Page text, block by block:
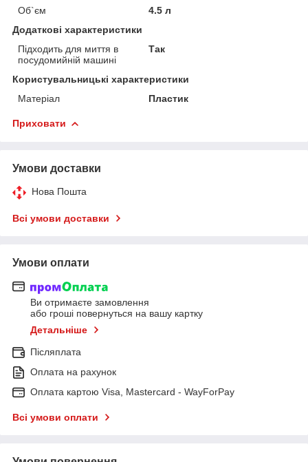
Об`єм
4.5 л
Додаткові характеристики
Підходить для миття в
посудомийній машині
Так
Користувальницькі характеристики
Матеріал
Пластик
Приховати
Умови доставки
Нова Пошта
Всі умови доставки
Умови оплати
Ви отримаєте замовлення
або гроші повернуться на вашу картку
Детальніше
Післяплата
Оплата на рахунок
Оплата картою Visa, Mastercard - WayForPay
Всі умови оплати